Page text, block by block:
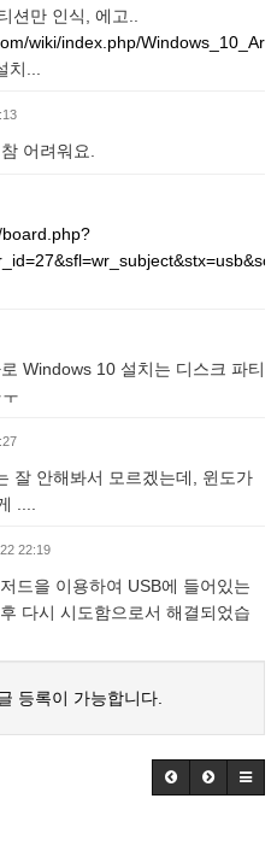
션만 인식, 에고..
wiki/index.php/
...
어려워요.
Windows 10 설치는 디스크 파티
잘 안해봐서 모르겠는데, 윈도가
....
22:19
드을 이용하여 USB에 들어있는
다시 시도함으로서 해결되었습
등록이 가능합니다.